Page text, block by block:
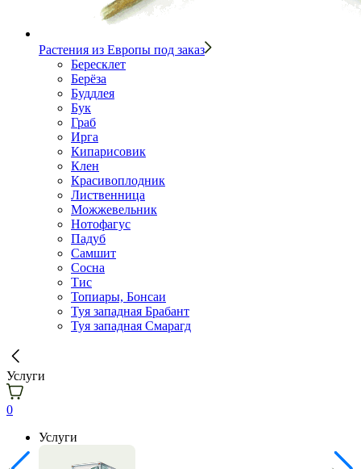
Растения из Европы под заказ
Бересклет
Берёза
Буддлея
Бук
Граб
Ирга
Кипарисовик
Клен
Красивоплодник
Лиственница
Можжевельник
Нотофагус
Падуб
Самшит
Сосна
Тис
Топиары, Бонсаи
Туя западная Брабант
Туя западная Смарагд
Услуги
0
Услуги